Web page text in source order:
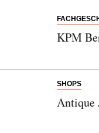
KPM
SHOPS
Antique